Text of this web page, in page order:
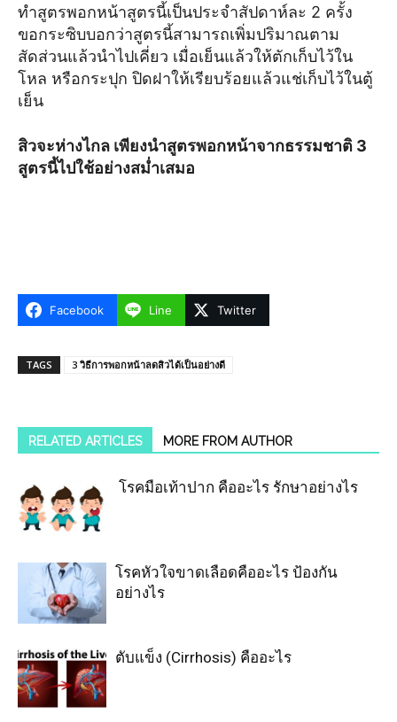
ทำสูตรพอกหน้าสูตรนี้เป็นประจำสัปดาห์ละ 2 ครั้ง
ขอกระซิบบอกว่าสูตรนี้สามารถเพิ่มปริมาณตาม
สัดส่วนแล้วนำไปเคี่ยว เมื่อเย็นแล้วให้ตักเก็บไว้ใน
โหล หรือกระปุก ปิดฝาให้เรียบร้อยแล้วแช่เก็บไว้ในตู้
เย็น
สิวจะห่างไกล เพียงนำสูตรพอกหน้าจากธรรมชาติ 3
สูตรนี้ไปใช้อย่างสม่ำเสมอ
Facebook Line Twitter
TAGS 3 วิธีการพอกหน้าลดสิวได้เป็นอย่างดี
RELATED ARTICLES MORE FROM AUTHOR
โรคมือเท้าปาก คืออะไร รักษาอย่างไร
โรคหัวใจขาดเลือดคืออะไร ป้องกัน
อย่างไร
ตับแข็ง (Cirrhosis) คืออะไร